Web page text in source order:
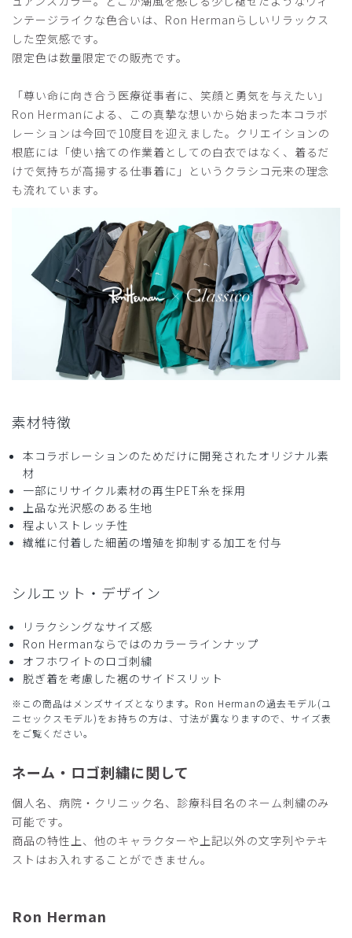
厚さとても薄い 厚い
商品：R27メンズ:Ron Herman スクラブトップス/ディ
役に立った 0
40代 身長:176-180cm 体重:81-85kg
サイズ感 小さめ
大きめ
ストレッチ感 よく伸びる
伸びない
厚さとても薄い 厚い
サイズを変えて購入しました。
ちょうどよかったです。
商品： R27メンズ:Ron Herman スクラブトップス/ベー
ジュ/XL
オキ神様
購入確認済み
年齢: 40代 身長:176-180cm 体重:76-80kg
厚さ とても薄い
モデルみたいな白人の方をイメージして着ると結構ガッカリ
するかもです。生地もかなり厚い。
色はカッコいい。
ープネイビー/XXL
ご購入者様
購入確認済み
ストレッチ感よく伸びる
ンテージライクな色合いは、Ron Hermanらしいリラックス
した空気感です。
限定色は数量限定での販売です。
「尊い命に向き合う医療従事者に、笑顔と勇気を与えたい」
Ron Hermanによる、この真摯な想いから始まった本コラボ
レーションは今回で10度目を迎えました。クリエイションの
根底には「使い捨ての作業着としての白衣ではなく、着るだ
けで気持ちが高揚する仕事着に」というクラシコ元来の理念
も流れています。
素材特徴
本コラボレーションのためだけに開発されたオリジナル素
材
一部にリサイクル素材の再生PET糸を採用
上品な光沢感のある生地
程よいストレッチ性
繊維に付着した細菌の増殖を抑制する加工を付与
シルエット・デザイン
リラクシングなサイズ感
Ron Hermanならではのカラーラインナップ
オフホワイトのロゴ刺繍
脱ぎ着を考慮した裾のサイドスリット
※この商品はメンズサイズとなります。Ron Hermanの過去モデル(ユ
ニセックスモデル)をお持ちの方は、寸法が異なりますので、サイズ表
をご覧ください。
ネーム・ロゴ刺繍に関して
個人名、病院・クリニック名、診療科目名のネーム刺繍のみ
可能です。
商品の特性上、他のキャラクターや上記以外の文字列やテキ
ストはお入れすることができません。
Ron Herman